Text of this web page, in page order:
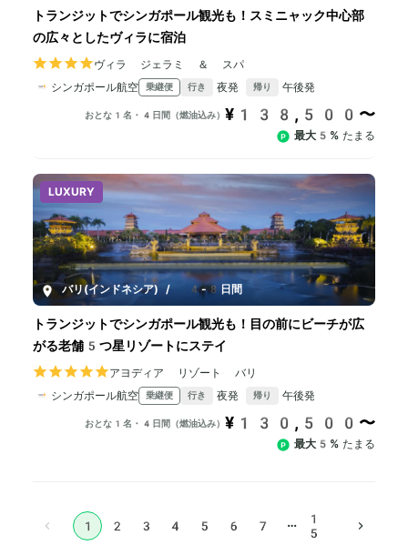
トランジットでシンガポール観光も！スミニャック中心部
の広々としたヴィラに宿泊
ヴィラ ジェラミ ＆ スパ
シンガポール航空
乗継便 行き 夜発 帰り 午後発
おとな1名・4日間（燃油込み） ¥138,500〜
最大5% たまる
LUXURY
バリ(インドネシア) / 4-8日間
トランジットでシンガポール観光も！目の前にビーチが広
がる老舗5つ星リゾートにステイ
アヨディア リゾート バリ
シンガポール航空
乗継便 行き 夜発 帰り 午後発
おとな1名・4日間（燃油込み） ¥130,500〜
最大5% たまる
1 2 3 4 5 6 7 …
1
5